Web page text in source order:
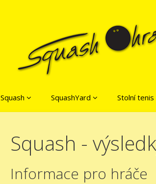
Squash SquashYard Stolní tenis
Squash -
Informace pro hráče